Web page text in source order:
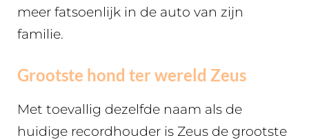
meer fatsoenlijk in de auto van zijn
familie.
Grootste hond ter wereld Zeus
Met toevallig dezelfde naam als de
huidige recordhouder is Zeus de grootste